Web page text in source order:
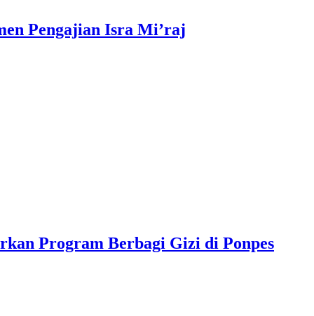
Pengajian Isra Mi’raj
Program Berbagi Gizi di Ponpes